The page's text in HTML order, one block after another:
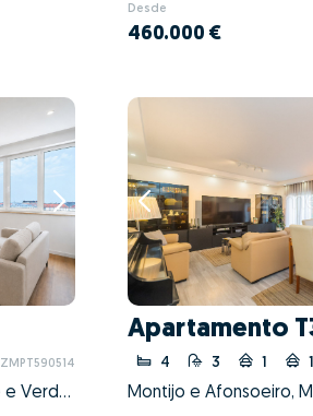
Desde
460.000 €
ZMPT590514
Alto do Seixalinho, Santo André e Verderena, Barreiro, Setúbal
Apartamento
4 3 1 1
Montijo e Afonsoeiro,